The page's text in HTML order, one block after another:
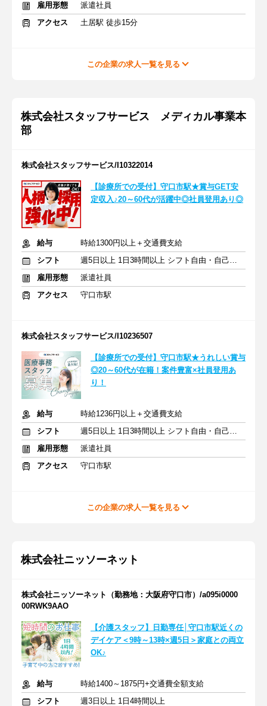
雇用形態
派遣社員
アクセス
土居駅 徒歩15分
この企業の求人一覧を見る
株式会社スタッフサービス メディカル事業本
部
株式会社スタッフサービス/I10322014
【診療所での受付】守口市駅★賞与GET安
定収入♪20～60代が活躍中◎社員登用あり◎
給与
時給1300円以上＋交通費支給
シフト
週5日以上 1日3時間以上 シフト自由・自己申告
雇用形態
派遣社員
アクセス
守口市駅
株式会社スタッフサービス/I10236507
【診療所での受付】守口市駅★うれしい賞与
◎20～60代が在籍！案件豊富×社員登用あ
り！
給与
時給1236円以上＋交通費支給
シフト
週5日以上 1日3時間以上 シフト自由・自己申告
雇用形態
派遣社員
アクセス
守口市駅
この企業の求人一覧を見る
株式会社ニッソーネット
株式会社ニッソーネット（勤務地：大阪府守口市）/a095i0000
00RWK9AAO
【介護スタッフ】日勤専任│守口市駅近くの
デイケア＜9時～13時×週5日＞家庭との両立
OK♪
給与
時給1400～1875円+交通費全額支給
シフト
週3日以上 1日4時間以上